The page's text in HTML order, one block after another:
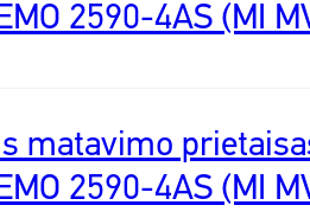
2590-4AS (MI
matavimo
2590-4AS (MI